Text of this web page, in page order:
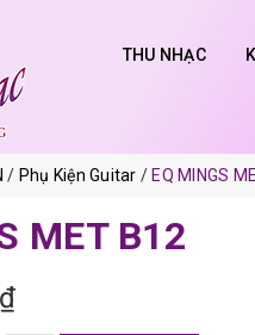
THU NHẠC
Phụ Kiện Guitar EQ MINGS
MET B12